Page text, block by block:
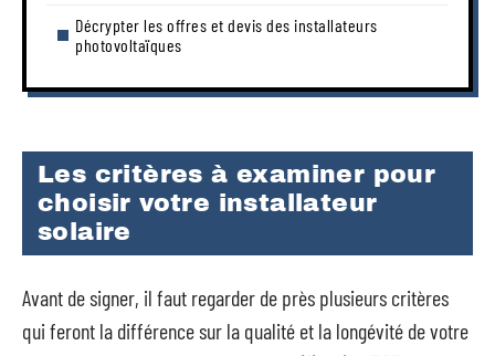
Décrypter les offres et devis des installateurs
photovoltaïques
Les critères à examiner pour
choisir votre installateur
solaire
Avant de signer, il faut regarder de près plusieurs critères
qui feront la différence sur la qualité et la longévité de votre